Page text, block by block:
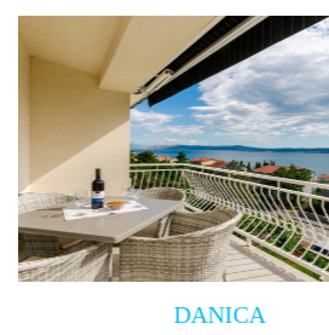
Villa Empress